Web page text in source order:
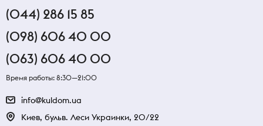
(044) 286 15 85
(098) 606 40 00
(063) 606 40 00
Время работы: 8:30—21:00
info@kuldom.ua
Киев, бульв. Леси Украинки, 20/22